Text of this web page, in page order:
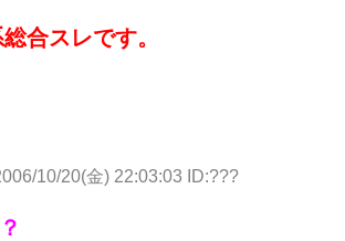
合スレです。
10/20(金) 22:03:03 ID:???